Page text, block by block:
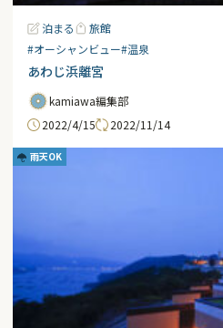
泊まる
旅館
#オーシャンビュー#温泉
あわじ浜離宮
kamiawa編集部
2022/4/15
2022/11/14
雨天OK